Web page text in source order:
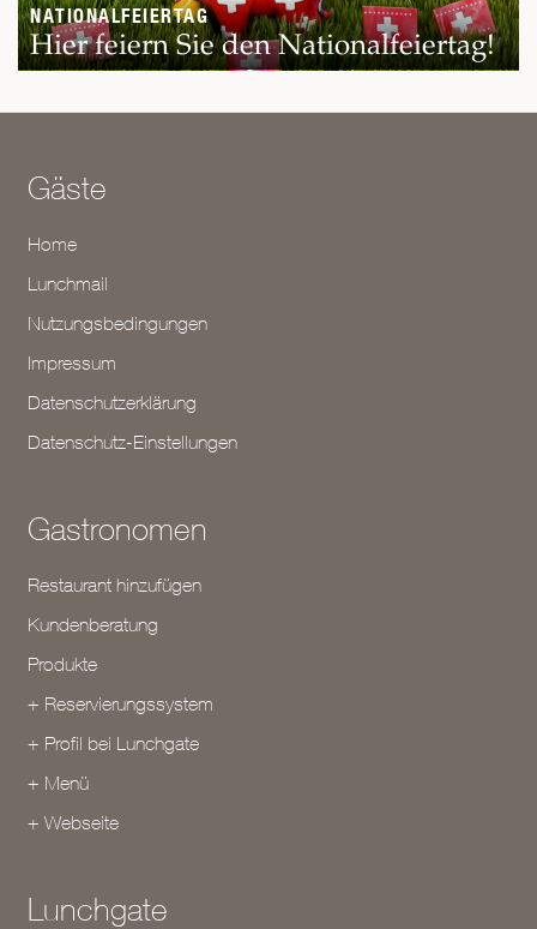
NATIONALFEIERTAG
Hier feiern Sie den Nationalfeiertag!
Gäste
Home
Lunchmail
Nutzungsbedingungen
Impressum
Datenschutzerklärung
Datenschutz-Einstellungen
Gastronomen
Restaurant hinzufügen
Kundenberatung
Produkte
+ Reservierungssystem
+ Profil bei Lunchgate
+ Menü
+ Webseite
Lunchgate